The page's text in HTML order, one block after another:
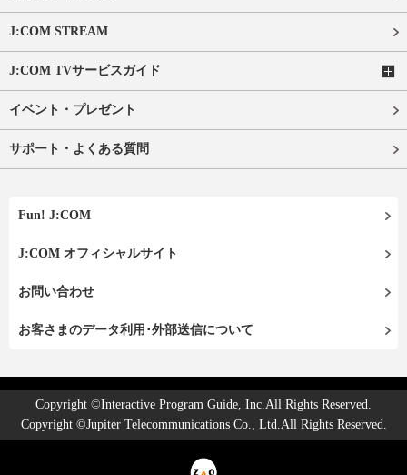
J:COM STREAM
J:COM TVサービスガイド
イベント・プレゼント
サポート・よくある質問
Fun! J:COM
J:COM オフィシャルサイト
お問い合わせ
お客さまのデータ利用･外部送信について
Copyright ©Interactive Program Guide, Inc.All Rights Reserved.
Copyright ©Jupiter Telecommunications Co., Ltd.All Rights Reserved.